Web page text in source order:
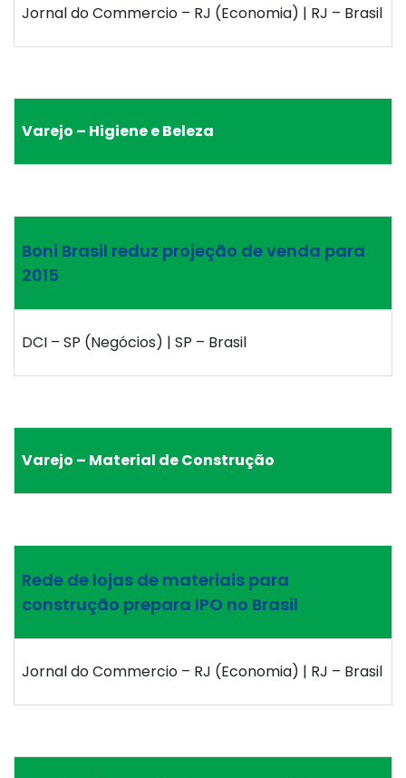
Jornal do Commercio – RJ (Economia) | RJ – Brasil
Varejo – Higiene e Beleza
Boni Brasil reduz projeção de venda para
2015
DCI – SP (Negócios) | SP – Brasil
Varejo – Material de Construção
Rede de lojas de materiais para
construção prepara IPO no Brasil
Jornal do Commercio – RJ (Economia) | RJ – Brasil